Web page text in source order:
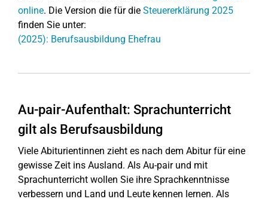
online. Die Version die für die Steuererklärung 2025
finden Sie unter:
(2025): Berufsausbildung Ehefrau
Au-pair-Aufenthalt: Sprachunterricht
gilt als Berufsausbildung
Viele Abiturientinnen zieht es nach dem Abitur für eine
gewisse Zeit ins Ausland. Als Au-pair und mit
Sprachunterricht wollen Sie ihre Sprachkenntnisse
verbessern und Land und Leute kennen lernen. Als